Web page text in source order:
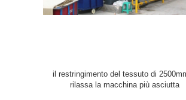
Tubolare tricotti il tessuto si
macchina dell'essiccatore Tensionless